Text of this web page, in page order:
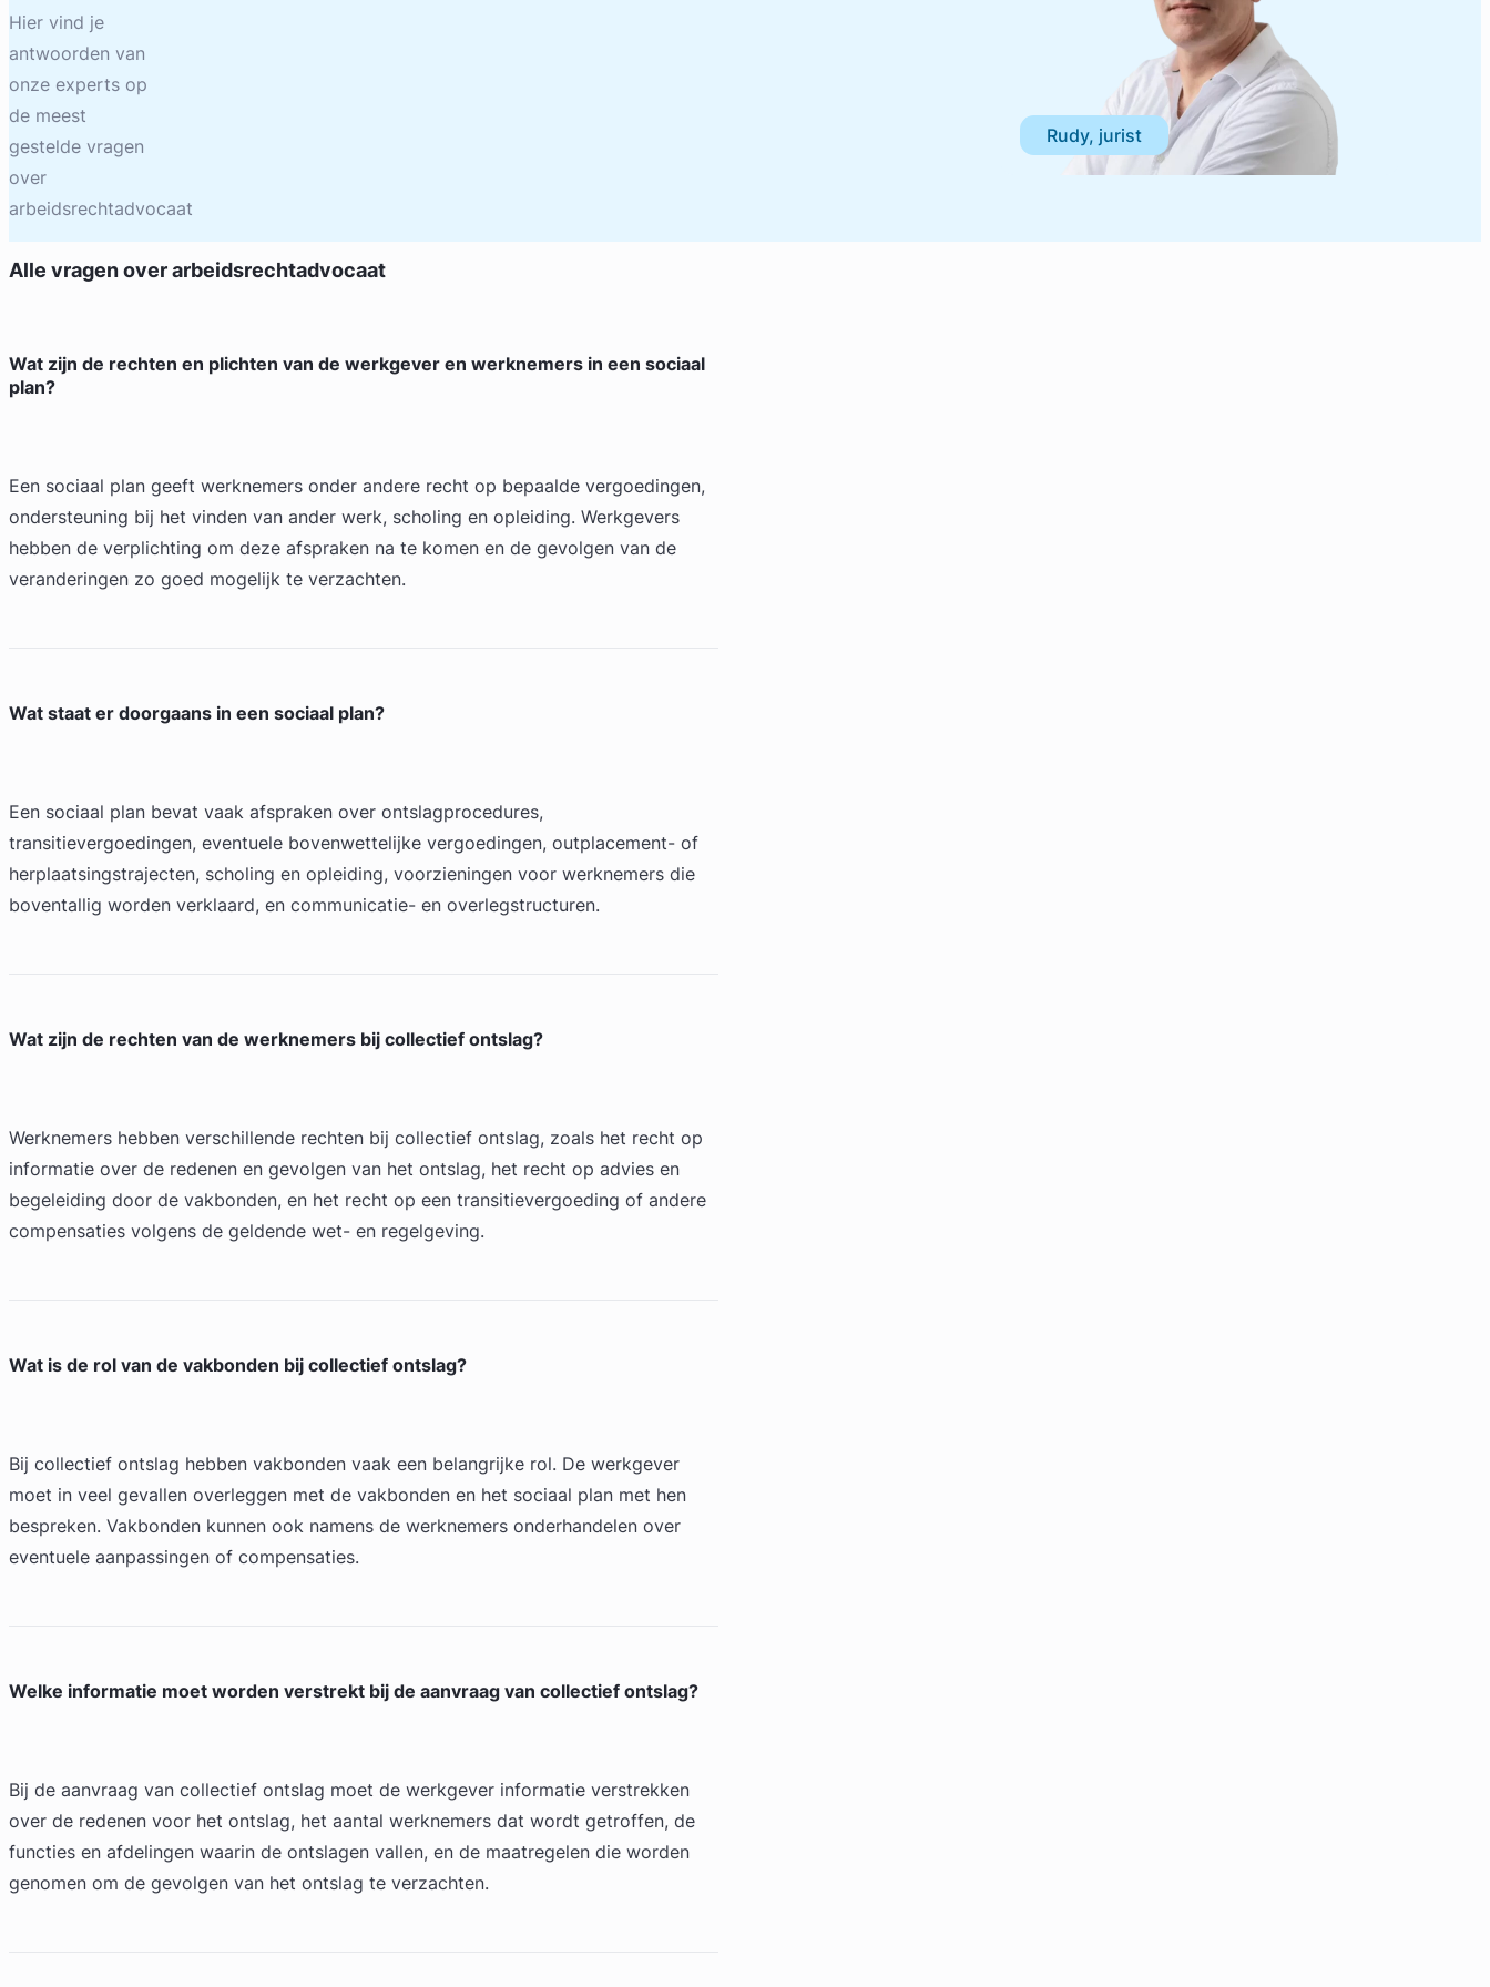
Hier vind je
antwoorden van
onze experts op
de meest
gestelde vragen
over
arbeidsrechtadvocaat
Rudy, jurist
Alle vragen overarbeidsrechtadvocaat
Wat zijn de rechten en plichten van de werkgever en werknemers in een sociaal
plan?
Een sociaal plan geeft werknemers onder andere recht op bepaalde vergoedingen,
ondersteuning bij het vinden van ander werk, scholing en opleiding. Werkgevers
hebben de verplichting om deze afspraken na te komen en de gevolgen van de
veranderingen zo goed mogelijk te verzachten.
Wat staat er doorgaans in een sociaal plan?
Een sociaal plan bevat vaak afspraken over ontslagprocedures,
transitievergoedingen, eventuele bovenwettelijke vergoedingen, outplacement- of
herplaatsingstrajecten, scholing en opleiding, voorzieningen voor werknemers die
boventallig worden verklaard, en communicatie- en overlegstructuren.
Wat zijn de rechten van de werknemers bij collectief ontslag?
Werknemers hebben verschillende rechten bij collectief ontslag, zoals het recht op
informatie over de redenen en gevolgen van het ontslag, het recht op advies en
begeleiding door de vakbonden, en het recht op een transitievergoeding of andere
compensaties volgens de geldende wet- en regelgeving.
Wat is de rol van de vakbonden bij collectief ontslag?
Bij collectief ontslag hebben vakbonden vaak een belangrijke rol. De werkgever
moet in veel gevallen overleggen met de vakbonden en het sociaal plan met hen
bespreken. Vakbonden kunnen ook namens de werknemers onderhandelen over
eventuele aanpassingen of compensaties.
Welke informatie moet worden verstrekt bij de aanvraag van collectief ontslag?
Bij de aanvraag van collectief ontslag moet de werkgever informatie verstrekken
over de redenen voor het ontslag, het aantal werknemers dat wordt getroffen, de
functies en afdelingen waarin de ontslagen vallen, en de maatregelen die worden
genomen om de gevolgen van het ontslag te verzachten.